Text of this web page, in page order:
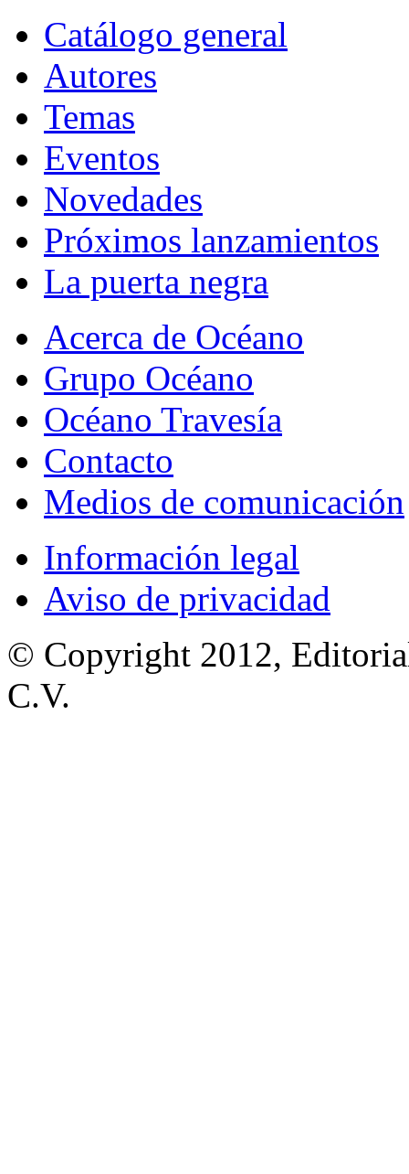
Catálogo general
Autores
Temas
Eventos
Novedades
Próximos lanzamientos
La puerta negra
Acerca de Océano
Grupo Océano
Océano Travesía
Contacto
Medios de comunicación
Información legal
Aviso de privacidad
© Copyright 2012,
C.V.